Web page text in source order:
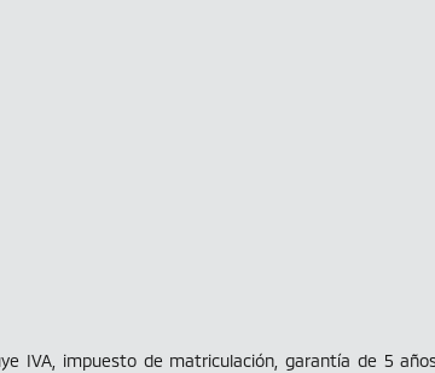
IVA, impuesto de matriculación, garantía de 5